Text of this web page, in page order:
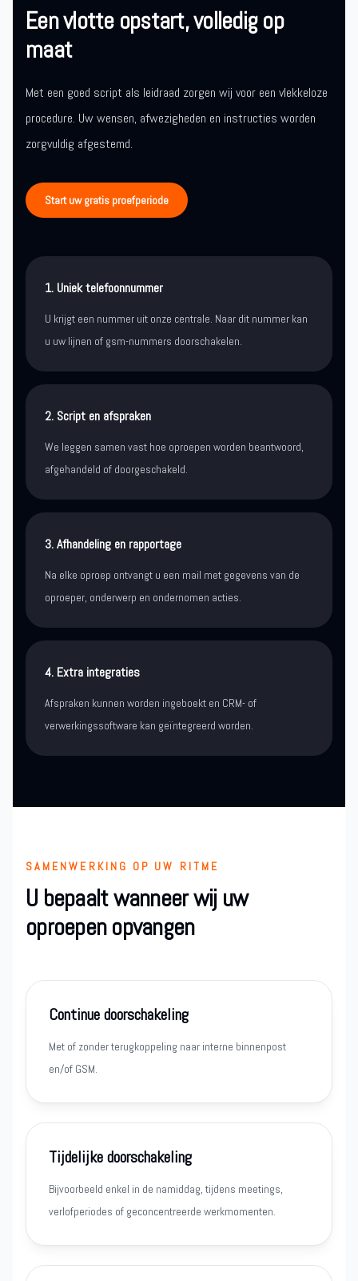
Een vlotte opstart, volledig op
maat
Met een goed script als leidraad zorgen wij voor een vlekkeloze
procedure. Uw wensen, afwezigheden en instructies worden
zorgvuldig afgestemd.
Start uw gratis proefperiode
1. Uniek telefoonnummer
U krijgt een nummer uit onze centrale. Naar dit nummer kan
u uw lijnen of gsm-nummers doorschakelen.
2. Script en afspraken
We leggen samen vast hoe oproepen worden beantwoord,
afgehandeld of doorgeschakeld.
3. Afhandeling en rapportage
Na elke oproep ontvangt u een mail met gegevens van de
oproeper, onderwerp en ondernomen acties.
4. Extra integraties
Afspraken kunnen worden ingeboekt en CRM- of
verwerkingssoftware kan geïntegreerd worden.
SAMENWERKING OP UW RITME
U bepaalt wanneer wij uw
oproepen opvangen
Continue doorschakeling
Met of zonder terugkoppeling naar interne binnenpost
en/of GSM.
Tijdelijke doorschakeling
Bijvoorbeeld enkel in de namiddag, tijdens meetings,
verlofperiodes of geconcentreerde werkmomenten.